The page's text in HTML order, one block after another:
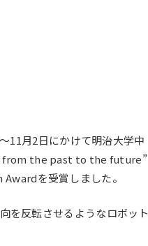
～11月2日にかけて明治大学中
from the past to the future”
を受賞しました。
を反転させるようなロボット